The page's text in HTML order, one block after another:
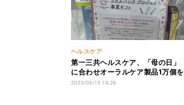
ヘルスケア
第一三共ヘルスケア、「母の日」
に合わせオーラルケア製品1万個を
寄贈
2023/05/15 14:26